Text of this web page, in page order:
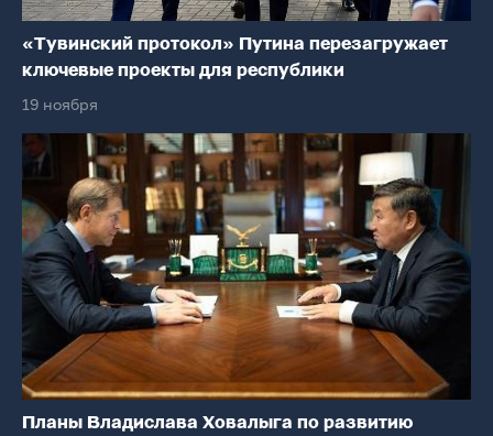
«Тувинский протокол» Путина перезагружает
ключевые проекты для республики
19 ноября
Планы Владислава Ховалыга по развитию